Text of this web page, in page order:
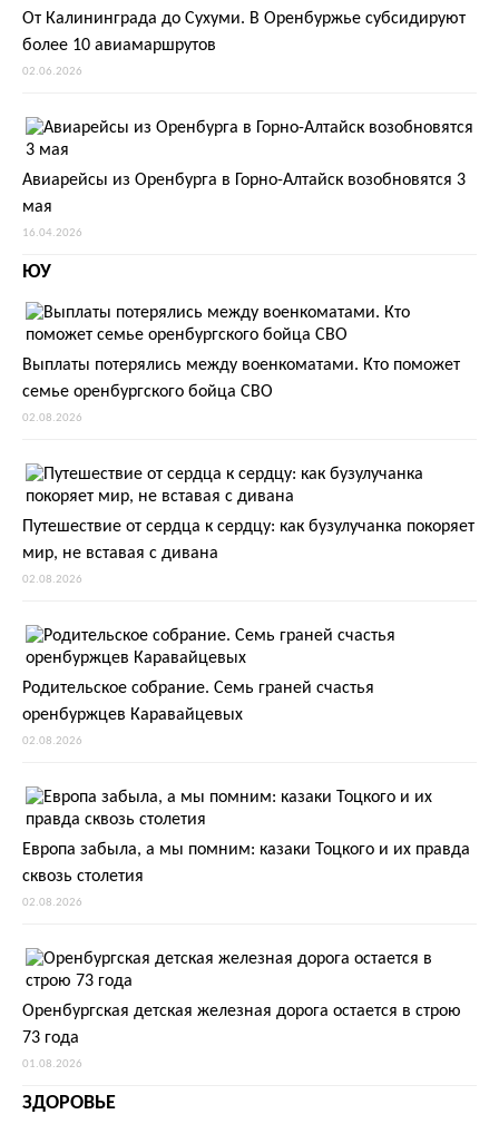
От Калининграда до Сухуми. В Оренбуржье субсидируют
более 10 авиамаршрутов
02.06.2026
Авиарейсы из Оренбурга в Горно-Алтайск возобновятся 3
мая
16.04.2026
ЮУ
Выплаты потерялись между военкоматами. Кто поможет
семье оренбургского бойца СВО
02.08.2026
Путешествие от сердца к сердцу: как бузулучанка покоряет
мир, не вставая с дивана
02.08.2026
Родительское собрание. Семь граней счастья
оренбуржцев Каравайцевых
02.08.2026
Европа забыла, а мы помним: казаки Тоцкого и их правда
сквозь столетия
02.08.2026
Оренбургская детская железная дорога остается в строю
73 года
01.08.2026
ЗДОРОВЬЕ